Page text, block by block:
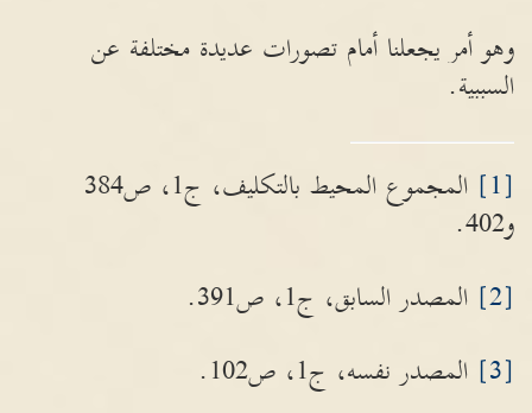
وهو أمر يجعلنا أمام تصورات عديدة مختلفة عن
السببية.
[1]
المجموع المحيط بالتكليف، ج1، ص384
و402.
[2]
المصدر السابق، ج1، ص391.
[3]
المصدر نفسه، ج1، ص102.